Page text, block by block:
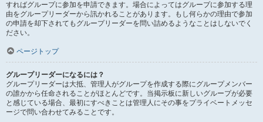
すればグループに参加を申請できます。場合によってはグループに参加する理
由をグループリーダーから訊かれることがあります。もし何らかの理由で参加
の申請を却下されてもグループリーダーを問い詰めるようなことはしないでく
ださい。
ページトップ
グループリーダーになるには？
グループリーダーは大抵、管理人がグループを作成する際にグループメンバー
の誰かから任命されることがほとんどです。当掲示板に新しいグループが必要
と感じている場合、最初にすべきことは管理人にその事をプライベートメッセ
ージで問い合わせてみることです。